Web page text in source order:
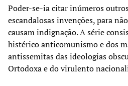
Poder-se-ia citar inúmeros
escandalosas invenções, para
causam indignação. A série
histérico anticomunismo e dos
antissemitas das ideologias
Ortodoxa e do virulento